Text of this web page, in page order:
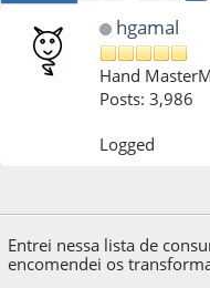
hgamal
Hand
Posts: 3,986
Logged
Entrei nessa lista de
encomendei os